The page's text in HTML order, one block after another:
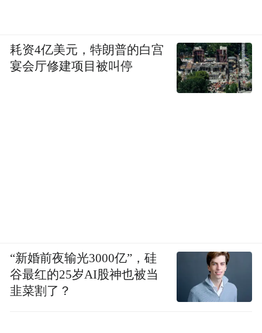
耗资4亿美元，特朗普的白宫
宴会厅修建项目被叫停
“新婚前夜输光3000亿”，硅
谷最红的25岁AI股神也被当
韭菜割了？